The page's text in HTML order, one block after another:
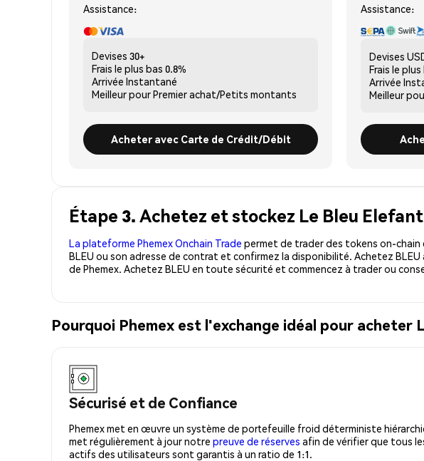
Assistance:
Devises 30+
Frais le plus bas 0.8%
Arrivée Instantané
Meilleur pourPremier achat/Petits montants
Acheter avec Carte de Crédit/Débit
Assistance:
Devises
Frais le plus
Arrivée
Meilleur
Étape 3. Achetez et stockez Le Bleu
La plateforme Phemex Onchain Trade permet de trader des tokens on-chain
BLEU ou son adresse de contrat et confirmez la disponibilité. Achetez
de Phemex. Achetez BLEU en toute sécurité et commencez à trader ou
Pourquoi Phemex est l'exchange idéal pour acheter
Sécurisé et de Confiance
Phemex met en œuvre un système de portefeuille froid déterministe
met régulièrement à jour notre preuve de réserves afin de vérifier que tous
actifs des utilisateurs sont garantis à un ratio de 1:1.